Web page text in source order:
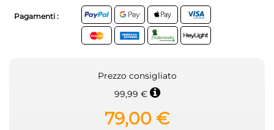
Pagamenti :
Prezzo consigliato
99,99 €
79,00 €